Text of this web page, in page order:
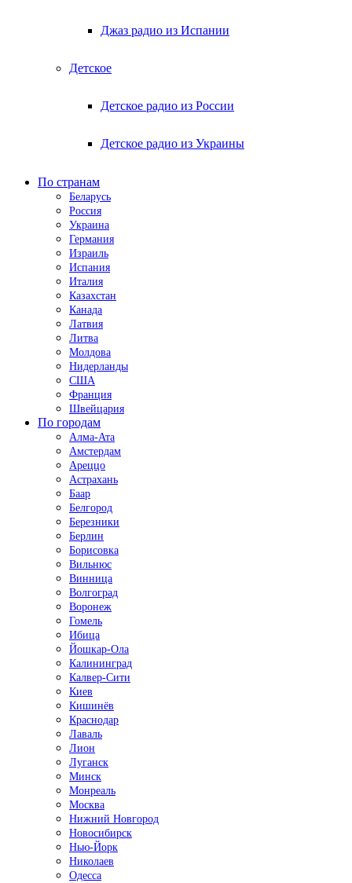
Джаз радио из Испании
Детское
Детское радио из России
Детское радио из Украины
По странам
Беларусь
Россия
Украина
Германия
Израиль
Испания
Италия
Казахстан
Канада
Латвия
Литва
Молдова
Нидерланды
США
Франция
Швейцария
По городам
Алма-Ата
Амстердам
Ареццо
Астрахань
Баар
Белгород
Березники
Берлин
Борисовка
Вильнюс
Винница
Волгоград
Воронеж
Гомель
Ибица
Йошкар-Ола
Калининград
Калвер-Сити
Киев
Кишинёв
Краснодар
Лаваль
Лион
Луганск
Минск
Монреаль
Москва
Нижний Новгород
Новосибирск
Нью-Йорк
Николаев
Одесса